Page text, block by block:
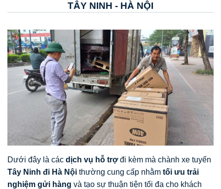
TÂY NINH - HÀ NỘI
Dưới đây là các dịch vụ hỗ trợđi kèm mà chành xe tuyến
Tây Ninh đi Hà Nội thường cung cấp nhằm tối ưu trải
nghiệm gửi hàng và tạo sự thuận tiện tối đa cho khách